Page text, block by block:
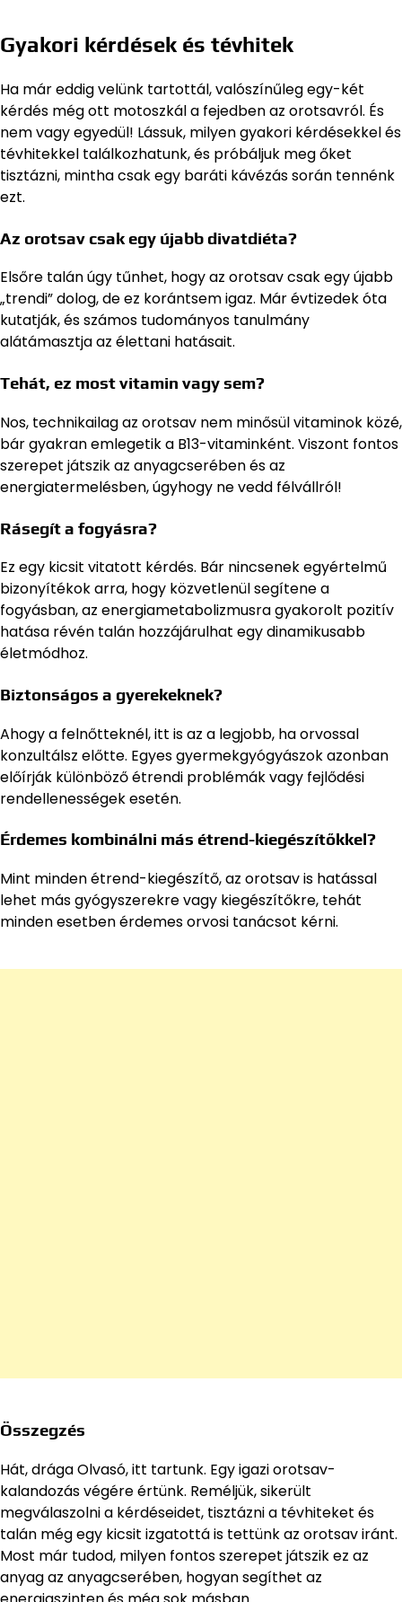
Gyakori kérdések és tévhitek
Ha már eddig velünk tartottál, valószínűleg egy-két
kérdés még ott motoszkál a fejedben az orotsavról. És
nem vagy egyedül! Lássuk, milyen gyakori kérdésekkel és
tévhitekkel találkozhatunk, és próbáljuk meg őket
tisztázni, mintha csak egy baráti kávézás során tennénk
ezt.
Az orotsav csak egy újabb divatdiéta?
Elsőre talán úgy tűnhet, hogy az orotsav csak egy újabb
„trendi” dolog, de ez korántsem igaz. Már évtizedek óta
kutatják, és számos tudományos tanulmány
alátámasztja az élettani hatásait.
Tehát, ez most vitamin vagy sem?
Nos, technikailag az orotsav nem minősül vitaminok közé,
bár gyakran emlegetik a B13-vitaminként. Viszont fontos
szerepet játszik az anyagcserében és az
energiatermelésben, úgyhogy ne vedd félvállról!
Rásegít a fogyásra?
Ez egy kicsit vitatott kérdés. Bár nincsenek egyértelmű
bizonyítékok arra, hogy közvetlenül segítene a
fogyásban, az energiametabolizmusra gyakorolt pozitív
hatása révén talán hozzájárulhat egy dinamikusabb
életmódhoz.
Biztonságos a gyerekeknek?
Ahogy a felnőtteknél, itt is az a legjobb, ha orvossal
konzultálsz előtte. Egyes gyermekgyógyászok azonban
előírják különböző étrendi problémák vagy fejlődési
rendellenességek esetén.
Érdemes kombinálni más étrend-kiegészítőkkel?
Mint minden étrend-kiegészítő, az orotsav is hatással
lehet más gyógyszerekre vagy kiegészítőkre, tehát
minden esetben érdemes orvosi tanácsot kérni.
Összegzés
Hát, drága Olvasó, itt tartunk. Egy igazi orotsav-
kalandozás végére értünk. Reméljük, sikerült
megválaszolni a kérdéseidet, tisztázni a tévhiteket és
talán még egy kicsit izgatottá is tettünk az orotsav iránt.
Most már tudod, milyen fontos szerepet játszik ez az
anyag az anyagcserében, hogyan segíthet az